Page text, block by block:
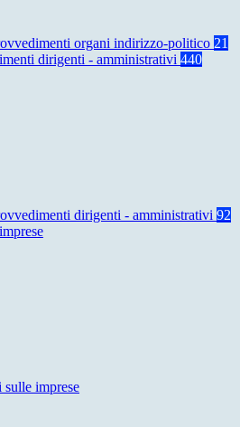
organi indirizzo-politico 21
dirigenti - amministrativi 440
dirigenti - amministrativi 92
imprese